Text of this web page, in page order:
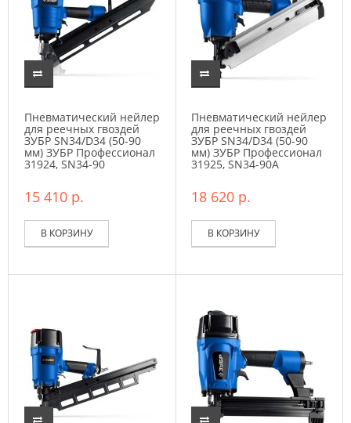
Пневматический нейлер
для реечных гвоздей
ЗУБР SN34/D34 (50-90
мм) ЗУБР Профессионал
31924, SN34-90
15 410 р.
В КОРЗИНУ
Пневматический нейлер
для реечных гвоздей
ЗУБР SN34/D34 (50-90
мм) ЗУБР Профессионал
31925, SN34-90A
18 620 р.
В КОРЗИНУ